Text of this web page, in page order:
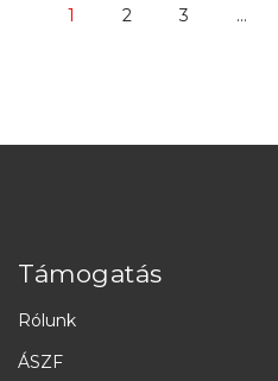
1 2 3 …
Támogatás
Rólunk
ÁSZF